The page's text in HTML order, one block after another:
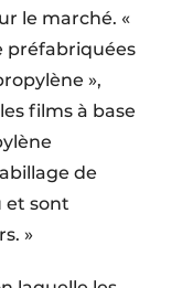
le marché. «
préfabriquées
»,
films à base
de
et sont
»